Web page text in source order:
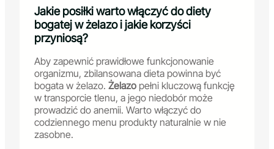
Jakie posiłki warto włączyć do diety
bogatej w żelazo i jakie korzyści
przyniosą?
Aby zapewnić prawidłowe funkcjonowanie
organizmu, zbilansowana dieta powinna być
bogata w żelazo. Żelazo pełni kluczową funkcję
w transporcie tlenu, a jego niedobór może
prowadzić do anemii. Warto włączyć do
codziennego menu produkty naturalnie w nie
zasobne.